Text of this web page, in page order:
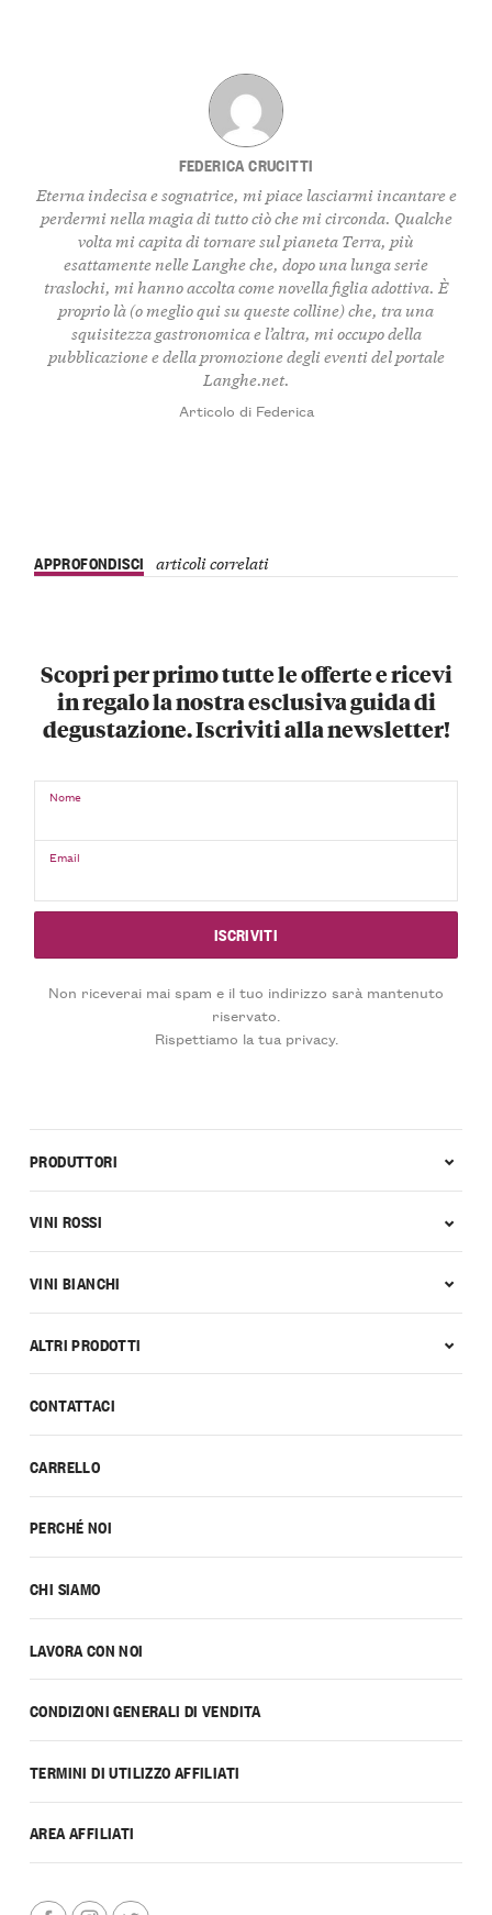
FEDERICA CRUCITTI
Eterna indecisa e sognatrice, mi piace lasciarmi incantare e
perdermi nella magia di tutto ciò che mi circonda. Qualche
volta mi capita di tornare sul pianeta Terra, più
esattamente nelle Langhe che, dopo una lunga serie
traslochi, mi hanno accolta come novella figlia adottiva. È
proprio là (o meglio qui su queste colline) che, tra una
squisitezza gastronomica e l’altra, mi occupo della
pubblicazione e della promozione degli eventi del portale
Langhe.net.
Articolo di Federica
APPROFONDISCI articoli correlati
Scopri per primo tutte le offerte e ricevi
in regalo la nostra esclusiva guida di
degustazione. Iscriviti alla newsletter!
Nome
Email
Non riceverai mai spam e il tuo indirizzo sarà mantenuto
riservato.
Rispettiamo la tua privacy.
CONTATTACI
CARRELLO
PERCHÉ NOI
CHI SIAMO
LAVORA CON NOI
CONDIZIONI GENERALI DI VENDITA
TERMINI DI UTILIZZO AFFILIATI
AREA AFFILIATI
PRODUTTORI
VINI ROSSI
VINI BIANCHI
ALTRI PRODOTTI